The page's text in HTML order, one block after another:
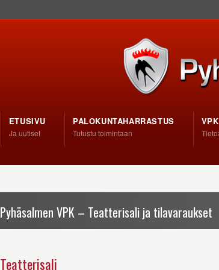
ETUSIVU
Ja uutiset
PALOKUNTAHARRASTUS
Tutustu toimintaan
Pyhäsalmen VPK – Teatterisali ja tilavaraukset
Teatterisali